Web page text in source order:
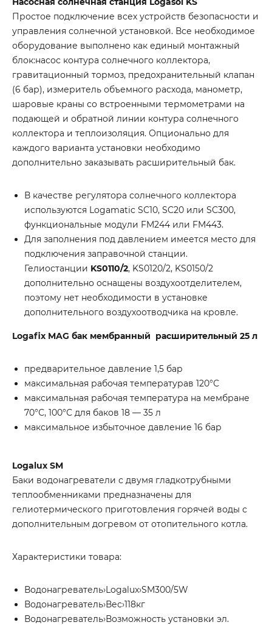
Простое подключение всех устройств безопасности и
управления солнечной установкой. Все необходимое
оборудование выполнено как единый монтажный
блок:насос контура солнечного коллектора,
гравитационный тормоз, предохранительный клапан
(6 бар), измеритель объемного расхода, манометр,
шаровые краны со встроенными термометрами на
подающей и обратной линии контура солнечного
коллектора и теплоизоляция. Опционально для
каждого варианта установки необходимо
дополнительно заказывать расширительный бак.
В качестве регулятора солнечного коллектора
используются Logamatic SC10, SC20 или SC300,
функциональные модули FM244 или FM443.
Для заполнения под давлением имеется место для
подключения заправочной станции.
Гелиостанции KS0110/2, KS0120/2, KS0150/2
дополнительно оснащены воздухоотделителем,
поэтому нет необходимости в установке
дополнительного воздухоотводчика на кровле.
Logafix MAG бак мембранный расширительный 25 л
предварительное давление 1,5 бар
максимальная рабочая температурав 120°С
максимальная рабочая температура на мембране
70°С, 100°С для баков 18 — 35 л
максимальное избыточное давление 16 бар
Logalux SM
Баки водонагреватели с двумя гладкотрубными
теплообменниками предназначены для
гелиотермического приготовления горячей воды с
дополнительным догревом от отопительного котла.
Характеристики товара:
Водонагреватель›Logalux›SM300/5W
Водонагреватель›Вес›118кг
Водонагреватель›Возможность установки эл.